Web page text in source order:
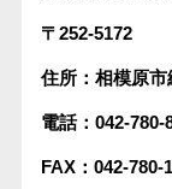
〒252-5172
住所：相模原
電話：042-780-
FAX：042-780-